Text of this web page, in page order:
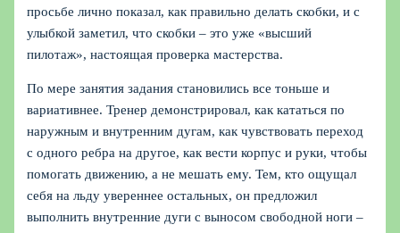
просьбе лично показал, как правильно делать скобки, и с
улыбкой заметил, что скобки – это уже «высший
пилотаж», настоящая проверка мастерства.
По мере занятия задания становились все тоньше и
вариативнее. Тренер демонстрировал, как кататься по
наружным и внутренним дугам, как чувствовать переход
с одного ребра на другое, как вести корпус и руки, чтобы
помогать движению, а не мешать ему. Тем, кто ощущал
себя на льду увереннее остальных, он предложил
выполнить внутренние дуги с выносом свободной ноги –